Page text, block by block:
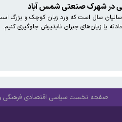
تیم ملی در جام جهانی تا ستاره‌های سابق
در شهرک صنعتی شمس آباد
سال است که ورد زبان کوچک و بزرگ
یا زیان‌های جبران ناپذیرش جلوگیری کنیم.
صفحه نخست سیاسی اقتصادی فرهنگی